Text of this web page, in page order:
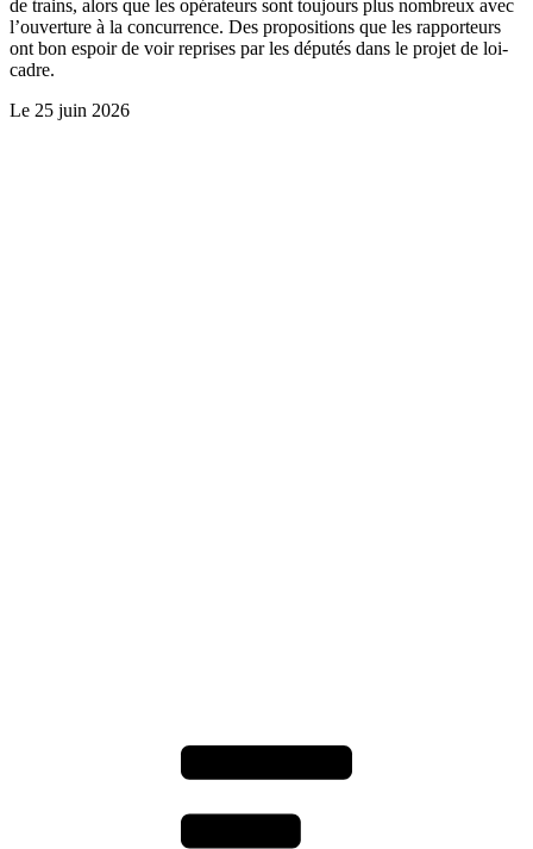
de trains, alors que les opérateurs sont toujours plus nombreux avec
l’ouverture à la concurrence. Des propositions que les rapporteurs
ont bon espoir de voir reprises par les députés dans le projet de loi-
cadre.
Le 25 juin 2026